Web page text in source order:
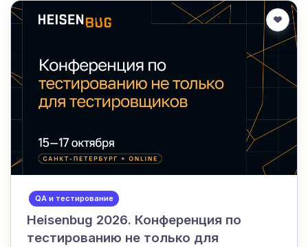
QA и тестирование
Heisenbug 2026. Конференция по
тестированию не только для